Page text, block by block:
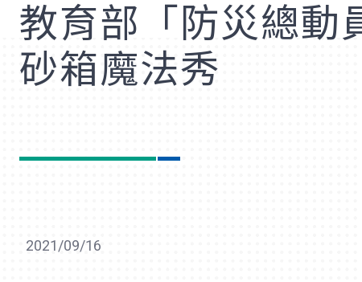
教育部「防災總動
砂箱魔法秀
2021/09/16